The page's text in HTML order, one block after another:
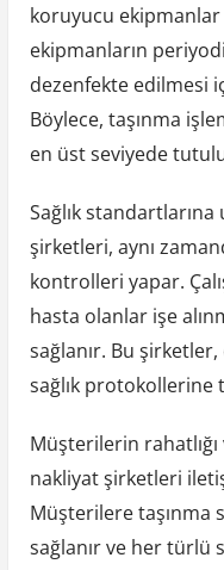
koruyucu ekipmanlar
ekipmanların
dezenfekte edilmesi
Böylece, taşınma
en üst seviyede
Sağlık
şirketleri, aynı
kontrolleri yapar.
hasta olanlar işe
sağlanır. Bu şirketler,
sağlık protokollerine
Müşterilerin rahatlığı
nakliyat şirketleri
Müşterilere taşınma
sağlanır ve her türlü